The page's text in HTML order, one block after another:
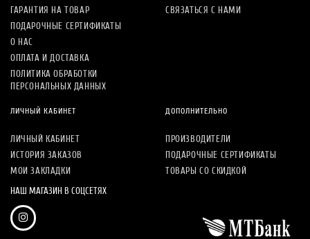
ГАРАНТИЯ НА ТОВАР
ПОДАРОЧНЫЕ СЕРТИФИКАТЫ
О НАС
ОПЛАТА И ДОСТАВКА
ПОЛИТИКА ОБРАБОТКИ
ПЕРСОНАЛЬНЫХ ДАННЫХ
СВЯЗАТЬСЯ С НАМИ
ЛИЧНЫЙ КАБИНЕТ
ЛИЧНЫЙ КАБИНЕТ
ИСТОРИЯ ЗАКАЗОВ
МОИ ЗАКЛАДКИ
ДОПОЛНИТЕЛЬНО
ПРОИЗВОДИТЕЛИ
ПОДАРОЧНЫЕ СЕРТИФИКАТЫ
ТОВАРЫ СО СКИДКОЙ
НАШ МАГАЗИН В СОЦСЕТЯХ